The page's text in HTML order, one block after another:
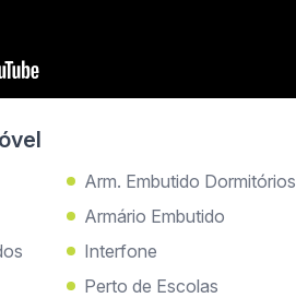
Arm. Embutido Dormitórios
Armário Embutido
Interfone
Perto de Escolas